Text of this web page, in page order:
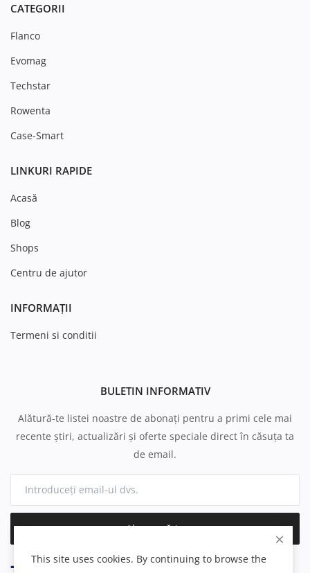
CATEGORII
Flanco
Evomag
Techstar
Rowenta
Case-Smart
LINKURI RAPIDE
Acasă
Blog
Shops
Centru de ajutor
INFORMAȚII
Termeni si conditii
BULETIN INFORMATIV
Alătură-te listei noastre de abonați pentru a primi cele mai
recente știri, actualizări și oferte speciale direct în căsuța ta
de email.
Abonează-te
This site uses cookies. By continuing to browse the